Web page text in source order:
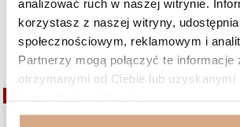
analizować ruch w naszej witrynie.
korzystasz z naszej witryny,
społecznościowym, reklamowym i
Partnerzy mogą połączyć te informacje
otrzymanymi od Ciebie lub uzyskanymi
W podobnym